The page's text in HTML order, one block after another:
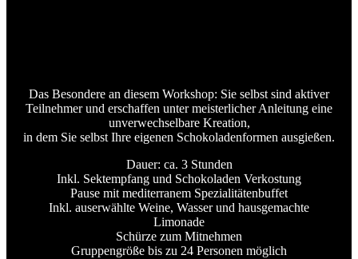
Das Besondere an diesem Workshop: Sie selbst sind aktiver
Teilnehmer und erschaffen unter meisterlicher Anleitung eine
unverwechselbare Kreation,
in dem Sie selbst Ihre eigenen Schokoladenformen ausgießen.
Dauer: ca. 3 Stunden
Inkl. Sektempfang und Schokoladen Verkostung
Pause mit mediterranem Spezialitätenbuffet
Inkl. auserwählte Weine, Wasser und hausgemachte
Limonade
Schürze zum Mitnehmen
Gruppengröße bis zu 24 Personen möglich